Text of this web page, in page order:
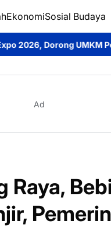
EkonomiSosial Budaya
Perkuat Ekonomi Daerah
Ad
Raya,